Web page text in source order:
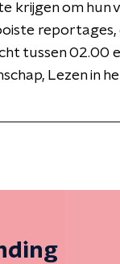
krijgen om hun
reportages,
tussen 02.00
Lezen in